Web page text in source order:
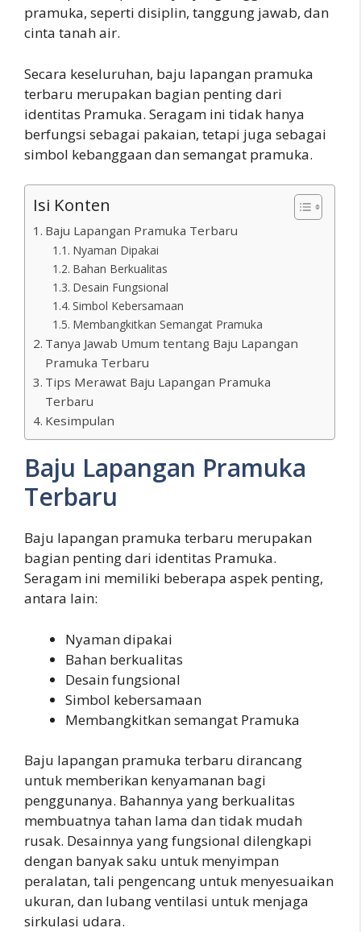
pramuka, seperti disiplin, tanggung jawab, dan
cinta tanah air.
Secara keseluruhan, baju lapangan pramuka
terbaru merupakan bagian penting dari
identitas Pramuka. Seragam ini tidak hanya
berfungsi sebagai pakaian, tetapi juga sebagai
simbol kebanggaan dan semangat pramuka.
Isi Konten
Baju Lapangan Pramuka Terbaru
Nyaman Dipakai
Bahan Berkualitas
Desain Fungsional
Simbol Kebersamaan
Membangkitkan Semangat Pramuka
Tanya Jawab Umum tentang Baju Lapangan
Pramuka Terbaru
Tips Merawat Baju Lapangan Pramuka
Terbaru
Kesimpulan
Baju Lapangan Pramuka
Terbaru
Baju lapangan pramuka terbaru merupakan
bagian penting dari identitas Pramuka.
Seragam ini memiliki beberapa aspek penting,
antara lain:
Nyaman dipakai
Bahan berkualitas
Desain fungsional
Simbol kebersamaan
Membangkitkan semangat Pramuka
Baju lapangan pramuka terbaru dirancang
untuk memberikan kenyamanan bagi
penggunanya. Bahannya yang berkualitas
membuatnya tahan lama dan tidak mudah
rusak. Desainnya yang fungsional dilengkapi
dengan banyak saku untuk menyimpan
peralatan, tali pengencang untuk menyesuaikan
ukuran, dan lubang ventilasi untuk menjaga
sirkulasi udara.